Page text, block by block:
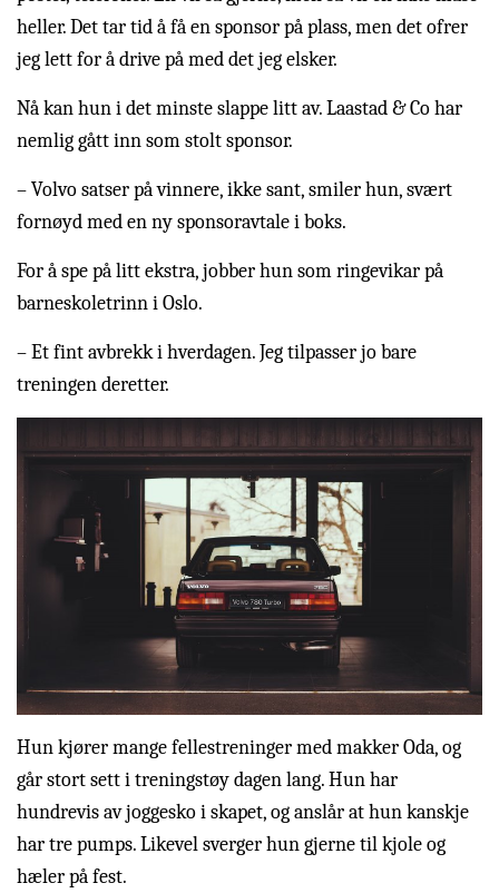
heller. Det tar tid å få en sponsor på plass, men det ofrer
jeg lett for å drive på med det jeg elsker.
Nå kan hun i det minste slappe litt av. Laastad & Co har
nemlig gått inn som stolt sponsor.
– Volvo satser på vinnere, ikke sant, smiler hun, svært
fornøyd med en ny sponsoravtale i boks.
For å spe på litt ekstra, jobber hun som ringevikar på
barneskoletrinn i Oslo.
– Et fint avbrekk i hverdagen. Jeg tilpasser jo bare
treningen deretter.
Hun kjører mange fellestreninger med makker Oda, og
går stort sett i treningstøy dagen lang. Hun har
hundrevis av joggesko i skapet, og anslår at hun kanskje
har tre pumps. Likevel sverger hun gjerne til kjole og
hæler på fest.